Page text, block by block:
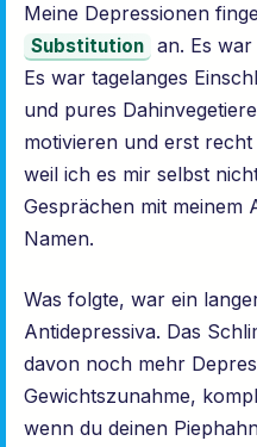
Meine Depressionen
Substitution an. Es
Es war tagelanges
und pures
motivieren und erst
weil ich es mir selbst
Gesprächen mit meinem
Namen.
Was folgte, war ein
Antidepressiva. Das
davon noch mehr
Gewichtszunahme,
wenn du deinen